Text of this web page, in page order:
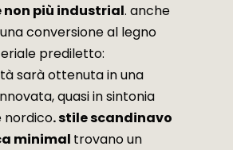
più industrial. anche
conversione al legno
prediletto:
sarà ottenuta in una
quasi in sintonia
nordico. stile scandinavo
minimal trovano un